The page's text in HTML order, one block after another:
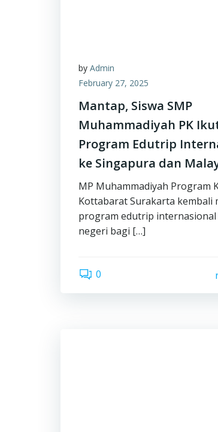
by Admin
February 27, 2025
Mantap, Siswa SMP
Muhammadiyah PK
Program Edutrip
ke Singapura dan
MP Muhammadiyah Program
Kottabarat Surakarta kembali
program edutrip
negeri bagi […]
0